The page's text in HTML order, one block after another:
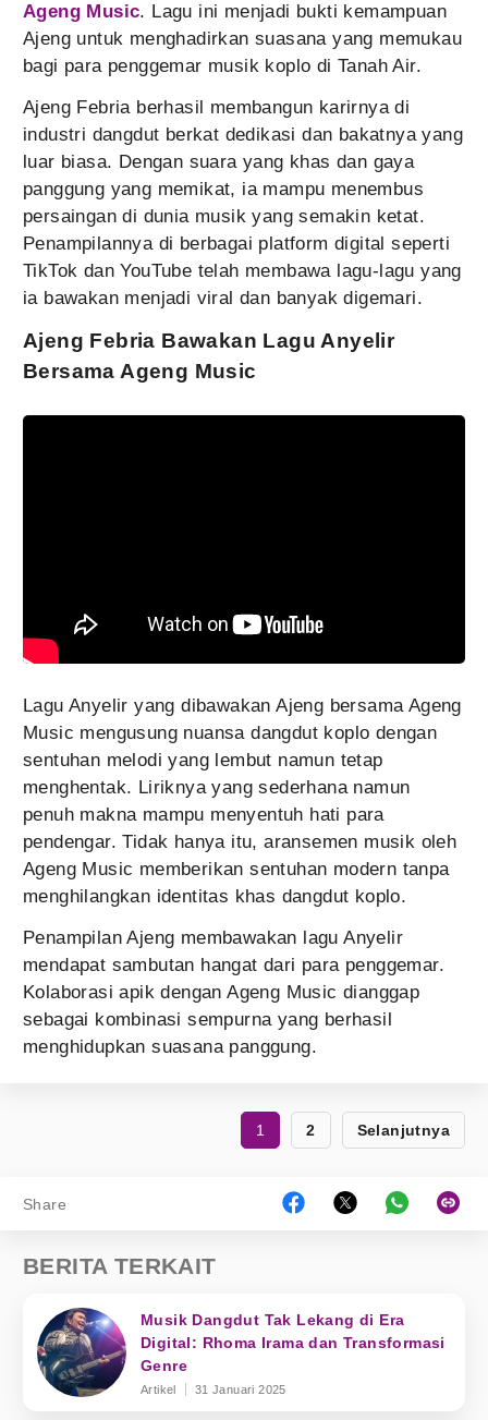
Ageng Music. Lagu ini menjadi bukti kemampuan
Ajeng untuk menghadirkan suasana yang memukau
bagi para penggemar musik koplo di Tanah Air.
Ajeng Febria berhasil membangun karirnya di
industri dangdut berkat dedikasi dan bakatnya yang
luar biasa. Dengan suara yang khas dan gaya
panggung yang memikat, ia mampu menembus
persaingan di dunia musik yang semakin ketat.
Penampilannya di berbagai platform digital seperti
TikTok dan YouTube telah membawa lagu-lagu yang
ia bawakan menjadi viral dan banyak digemari.
Ajeng Febria Bawakan Lagu Anyelir
Bersama Ageng Music
Lagu Anyelir yang dibawakan Ajeng bersama Ageng
Music mengusung nuansa dangdut koplo dengan
sentuhan melodi yang lembut namun tetap
menghentak. Liriknya yang sederhana namun
penuh makna mampu menyentuh hati para
pendengar. Tidak hanya itu, aransemen musik oleh
Ageng Music memberikan sentuhan modern tanpa
menghilangkan identitas khas dangdut koplo.
Penampilan Ajeng membawakan lagu Anyelir
mendapat sambutan hangat dari para penggemar.
Kolaborasi apik dengan Ageng Music dianggap
sebagai kombinasi sempurna yang berhasil
menghidupkan suasana panggung.
1 2 Selanjutnya
Share
BERITA TERKAIT
Musik Dangdut Tak Lekang di Era
Digital: Rhoma Irama dan Transformasi
Genre
Artikel 31 Januari 2025